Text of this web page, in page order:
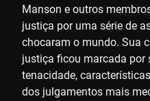
Manson e outros
justiça por uma série de
chocaram o mundo. Sua
justiça ficou marcada por
tenacidade,
dos julgamentos mais